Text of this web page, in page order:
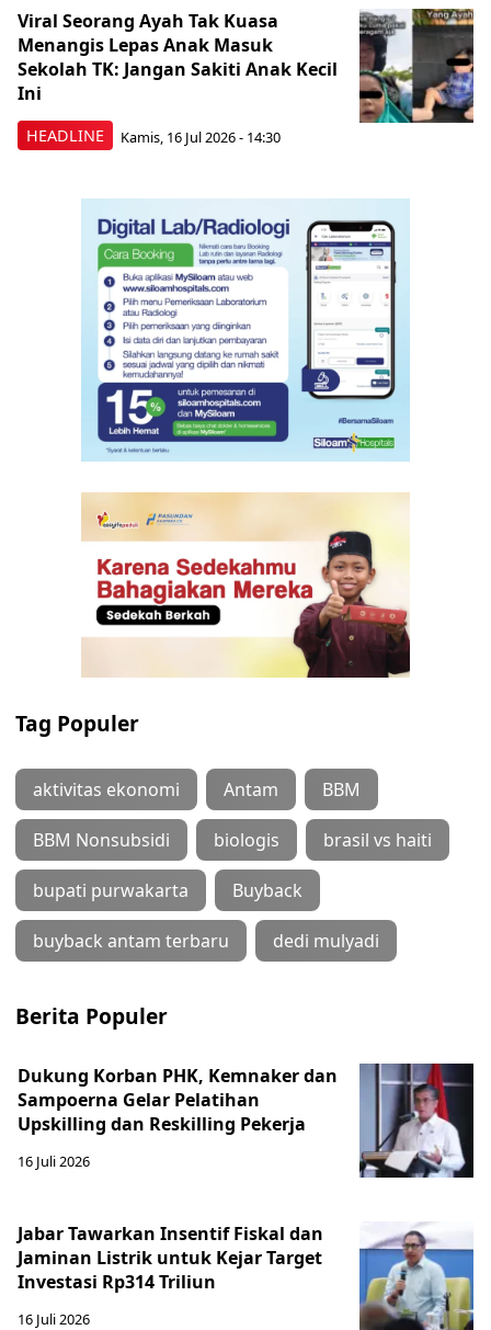
HEADLINE
Viral Seorang Ayah Tak Kuasa
Menangis Lepas Anak Masuk
Sekolah TK: Jangan Sakiti Anak Kecil
Ini
Kamis, 16 Jul 2026 - 14:30
Tag Populer
aktivitas ekonomi Antam BBM
BBM Nonsubsidi biologis brasil vs haiti
bupati purwakarta Buyback
buyback antam terbaru dedi mulyadi
Berita Populer
Dukung Korban PHK, Kemnaker dan
Sampoerna Gelar Pelatihan
Upskilling dan Reskilling Pekerja
16 Juli 2026
Jabar Tawarkan Insentif Fiskal dan
Jaminan Listrik untuk Kejar Target
Investasi Rp314 Triliun
16 Juli 2026